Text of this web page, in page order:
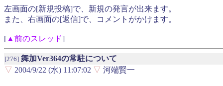
左画面の[新規投稿]で、新規の発言が出来ます。
また、右画面の[返信]で、コメントがかけます。
[ ▲前のスレッド]
[276] 舞加Ver364の常駐について
▽ 2004/9/22 (水) 11:07:02 ▽ 河端賢一